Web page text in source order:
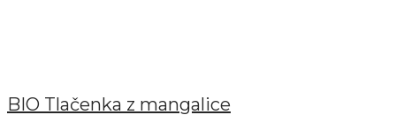
BIO Tlačenka z mangalice